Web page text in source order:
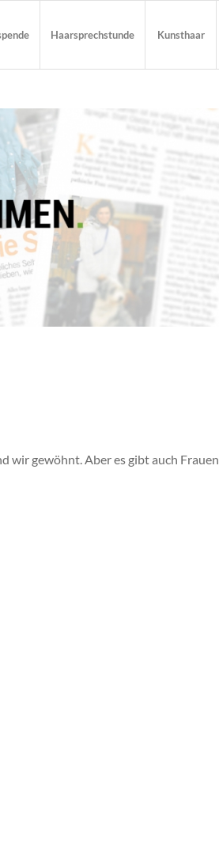
Haarsprechstunde Kunsthaar
wir gewöhnt. Aber es gibt auch Frauen